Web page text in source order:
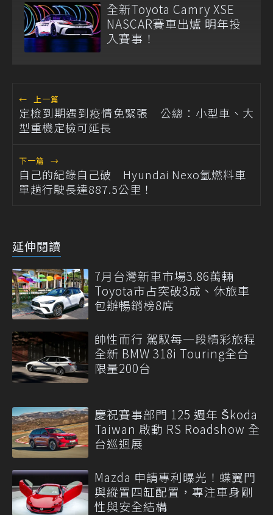
全新Toyota Camry XSE
NASCAR賽車出爐 明年投
入賽事！
← 上一篇
定檢到期遇到疫情免緊張 公總：小型車、大
型重機定檢可延長
下一篇 →
自己的紀錄自己破 Hyundai Nexo氫燃料車
單趟行駛長達887.5公里！
延伸閱讀
7月台灣新車市場3.86萬輛
Toyota市占突破3成、休旅車
包辦暢銷榜8席
帥性而行 駕馭每一段精彩旅程
全新 BMW 318i Touring全台
限量200台
慶祝賽事部門 125 週年 Škoda
Taiwan 啟動 RS Roadshow 全
台巡迴展
Mazda 申請專利曝光！蝶翼門
與縱置四缸配置，專注車身剛
性與安全結構